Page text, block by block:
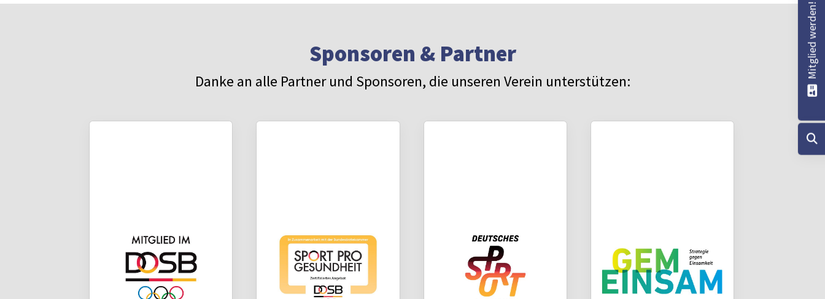
Sponsoren & Partner
Danke an alle Partner und Sponsoren, die unseren Verein unterstützen: Mitglied werden!